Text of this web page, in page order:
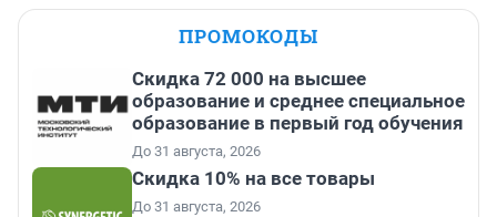
ПРОМОКОДЫ
Скидка 72 000 на высшее
образование и среднее специальное
образование в первый год обучения
До 31 августа, 2026
Скидка 10% на все товары
До 31 августа, 2026